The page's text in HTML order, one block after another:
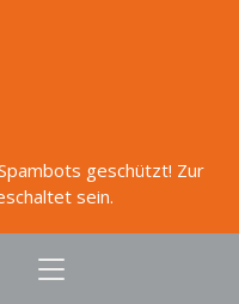
geschützt! Zur
sein.